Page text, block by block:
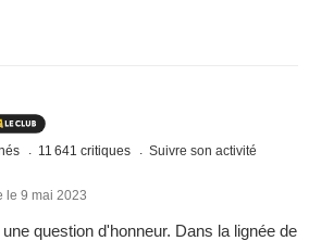
11 641 critiques Suivre son activité
le 9 mai 2023
question d'honneur. Dans la lignée de